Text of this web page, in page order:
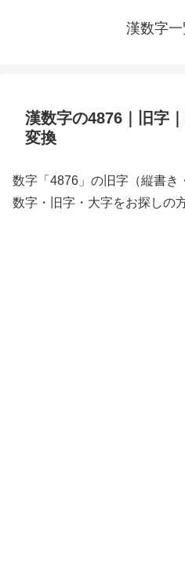
漢数字
漢数字の4876｜旧字
変換
数字「4876」の旧字（縦書き
数字・旧字・大字をお探しの方